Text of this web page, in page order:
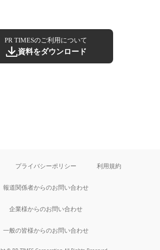
PR TIMESのご利用について
資料をダウンロード
プライバシーポリシー 利用規約
報道関係者からのお問い合わせ
企業様からのお問い合わせ
一般の皆様からのお問い合わせ